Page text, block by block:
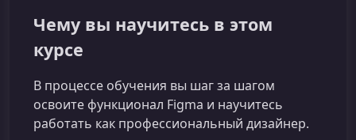
Чему вы научитесь в этом
курсе
В процессе обучения вы шаг за шагом
освоите функционал Figma и научитесь
работать как профессиональный дизайнер.